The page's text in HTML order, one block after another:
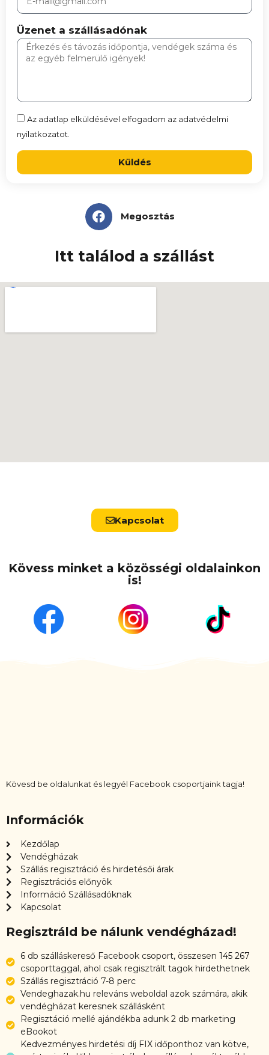
Üzenet a szállásadónak
Az adatlap elküldésével elfogadom az adatvédelmi
nyilatkozatot.
Küldés
Megosztás
Itt találod a szállást
Kapcsolat
Kövess minket a közösségi oldalainkon
is!
Kövesd be oldalunkat és legyél Facebook csoportjaink tagja!
Információk
Kezdőlap
Vendégházak
Szállás regisztráció és hirdetésői árak
Regisztrációs előnyök
Információ Szállásadóknak
Kapcsolat
Regisztráld be nálunk vendégházad!
6 db szálláskereső Facebook csoport, összesen 145 267
csoporttaggal, ahol csak regisztrált tagok hirdethetnek
Szállás regisztráció 7-8 perc
Vendeghazak.hu releváns weboldal azok számára, akik
vendégházat keresnek szállásként
Regisztáció mellé ajándékba adunk 2 db marketing
eBookot
Kedvezményes hirdetési díj FIX időponthoz van kötve,